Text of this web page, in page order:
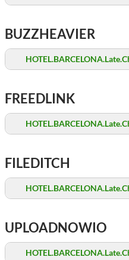
BUZZHEAVIER
FREEDLINK
FILEDITCH
UPLOADNOWIO